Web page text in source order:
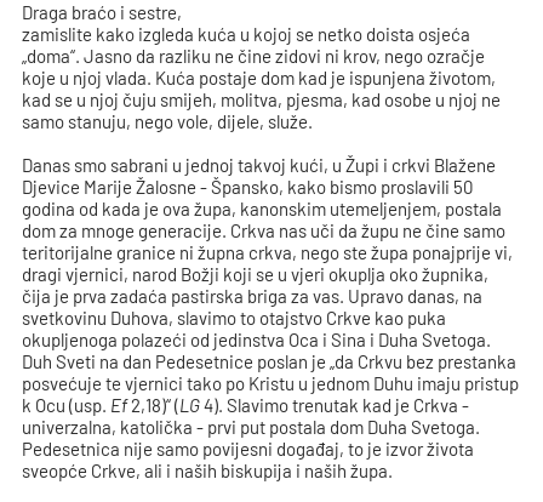
Draga braćo i sestre,
zamislite kako izgleda kuća u kojoj se netko doista osjeća
„doma“. Jasno da razliku ne čine zidovi ni krov, nego ozračje
koje u njoj vlada. Kuća postaje dom kad je ispunjena životom,
kad se u njoj čuju smijeh, molitva, pjesma, kad osobe u njoj ne
samo stanuju, nego vole, dijele, služe.
Danas smo sabrani u jednoj takvoj kući, u Župi i crkvi Blažene
Djevice Marije Žalosne - Špansko, kako bismo proslavili 50
godina od kada je ova župa, kanonskim utemeljenjem, postala
dom za mnoge generacije. Crkva nas uči da župu ne čine samo
teritorijalne granice ni župna crkva, nego ste župa ponajprije vi,
dragi vjernici, narod Božji koji se u vjeri okuplja oko župnika,
čija je prva zadaća pastirska briga za vas. Upravo danas, na
svetkovinu Duhova, slavimo to otajstvo Crkve kao puka
okupljenoga polazeći od jedinstva Oca i Sina i Duha Svetoga.
Duh Sveti na dan Pedesetnice poslan je „da Crkvu bez prestanka
posvećuje te vjernici tako po Kristu u jednom Duhu imaju pristup
k Ocu (usp. Ef2,18)“ (LG4). Slavimo trenutak kad je Crkva -
univerzalna, katolička - prvi put postala dom Duha Svetoga.
Pedesetnica nije samo povijesni događaj, to je izvor života
sveopće Crkve, ali i naših biskupija i naših župa.